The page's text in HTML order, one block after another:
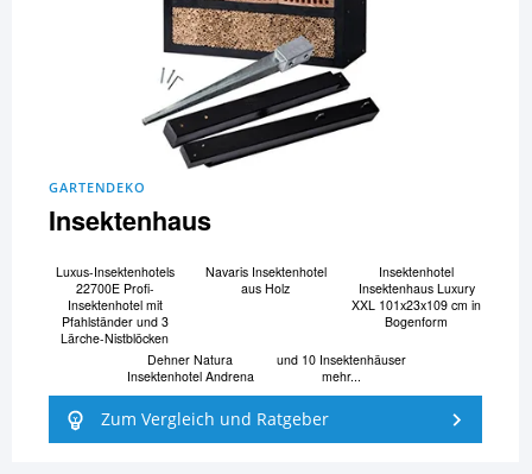
GARTENDEKO
Insektenhaus
Luxus-Insektenhotels
22700E Profi-
Insektenhotel mit
Pfahlständer und 3
Lärche-Nistblöcken
Navaris Insektenhotel
aus Holz
Insektenhotel
Insektenhaus Luxury
XXL 101x23x109 cm in
Bogenform
Dehner Natura
Insektenhotel Andrena
und 10 Insektenhäuser
mehr...
Zum Vergleich und Ratgeber